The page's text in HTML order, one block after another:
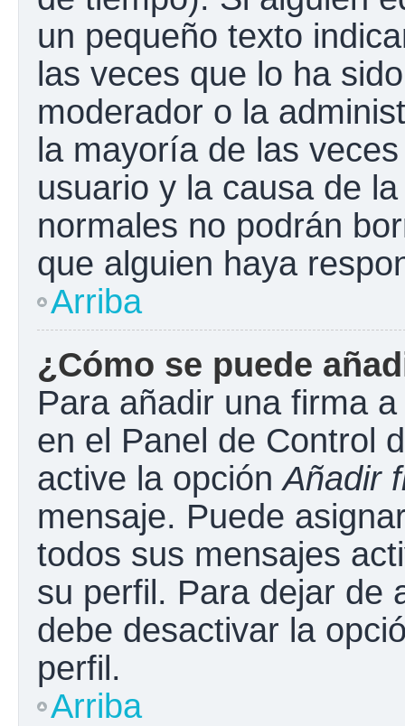
un pequeño texto
las veces que lo ha
moderador o la
la mayoría de las
usuario y la causa de
normales no podrán
que alguien haya
Arriba
¿Cómo se puede
Para añadir una firma
en el Panel de Control
active la opciónAñadir
mensaje. Puede
todos sus mensajes
su perfil. Para dejar de
debe desactivar la
perfil.
Arriba